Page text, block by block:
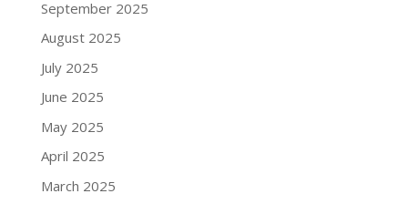
September 2025
August 2025
July 2025
June 2025
May 2025
April 2025
March 2025